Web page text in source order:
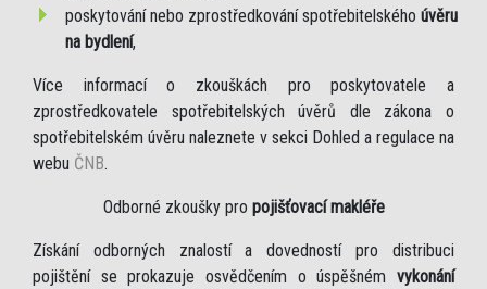
poskytování nebo zprostředkování spotřebitelského úvěru
na bydlení,
Více informací o zkouškách pro poskytovatele a
zprostředkovatele spotřebitelských úvěrů dle zákona o
spotřebitelském úvěru naleznete v sekci Dohled a regulace na
webu ČNB.
Odborné zkoušky pro pojišťovací makléře
Získání odborných znalostí a dovedností pro distribuci
pojištění se prokazuje osvědčením o úspěšném vykonání